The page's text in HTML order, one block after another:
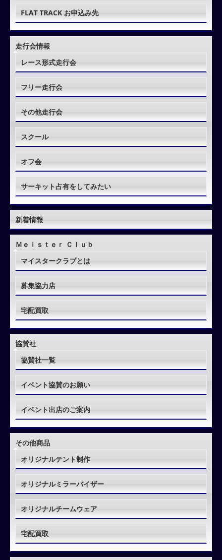
FLAT TRACK お申込み先
走行会情報
レース形式走行会
フリー走行会
その他走行会
スクール
オフ会
サーキット占有をしてみたい
新着情報
Ｍｅｉｓｔｅｒ Ｃｌｕｂ
マイスタークラブとは
募集協力店
宅配買取
協賛社
協賛社一覧
イベント協賛のお願い
イベント出店のご案内
その他商品
オリジナルテント制作
オリジナルミラーバイザー
オリジナルチームウェア
宅配買取